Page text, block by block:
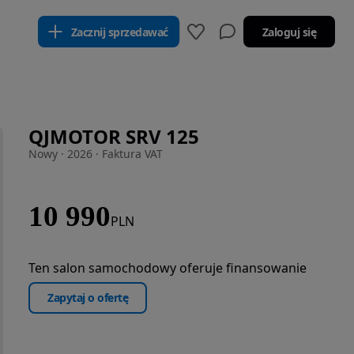
Zacznij sprzedawać Zaloguj się
QJMOTOR SRV 125
Nowy · 2026 · Faktura VAT
10 990PLN
Ten salon samochodowy oferuje finansowanie
Zapytaj o ofertę